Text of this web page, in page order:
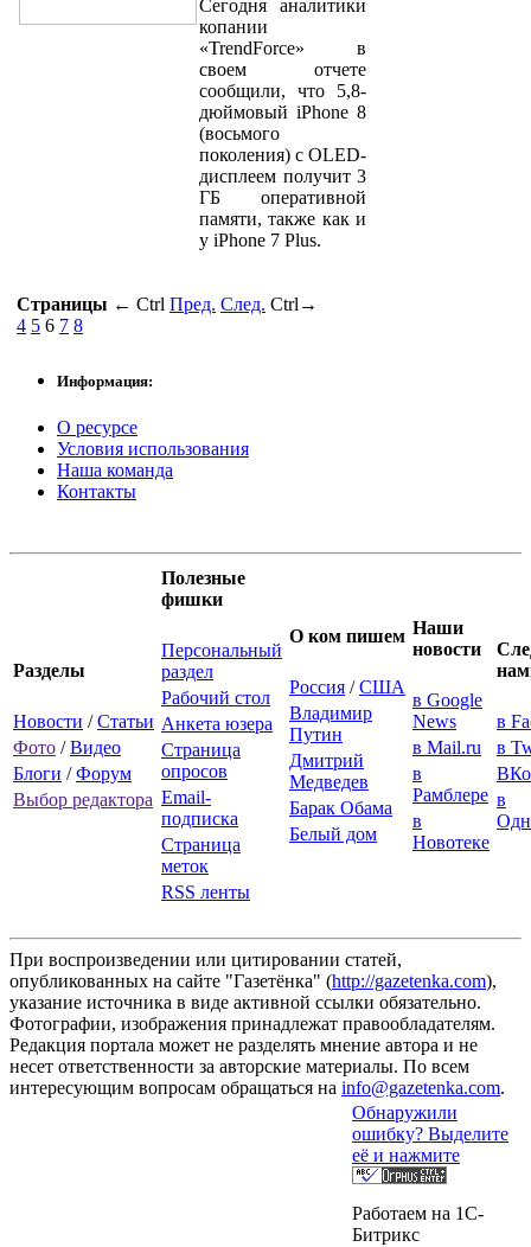
Сегодня аналитики
копании
«TrendForce» в
своем отчете
сообщили, что 5,8-
дюймовый iPhone 8
(восьмого
поколения) с OLED-
дисплеем получит 3
ГБ оперативной
памяти, также как и
у iPhone 7 Plus.
Страницы ← Ctrl Пред. След. Ctrl →
4 5 6 7 8
Информация:
О ресурсе
Условия использования
Наша команда
Контакты
Разделы
Новости /Статьи
Фото /Видео
Блоги /Форум
Выбор редактора
Полезные
фишки
Персональный
раздел
Рабочий стол
Анкета юзера
Страница
опросов
Email-
подписка
Страница
меток
RSS ленты
О ком пишем
Россия /США
Владимир
Путин
Дмитрий
Медведев
Барак Обама
Белый дом
Наши
новости
в Google
News
в Mail.ru
в
Рамблере
в
Новотеке
в
в
в
При воспроизведении или цитировании статей,
опубликованных на сайте "Газетёнка" (http://gazetenka.com),
указание источника в виде активной ссылки обязательно.
Фотографии, изображения принадлежат правообладателям.
Редакция портала может не разделять мнение автора и не
несет ответственности за авторские материалы. По всем
интересующим вопросам обращаться на info@gazetenka.com.
Обнаружили
ошибку? Выделите
её и нажмите
Работаем на 1C-
Битрикс